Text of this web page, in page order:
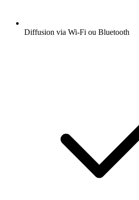
Diffusion via Wi-Fi ou Bluetooth